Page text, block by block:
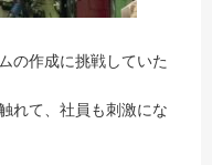
の作成に挑戦していた
れて、社員も刺激にな